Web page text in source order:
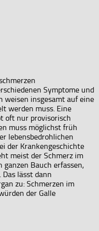
Symptome und
weisen insgesamt auf eine
werden muss. Eine
oft nur provisorisch
muss möglichst früh
lebensbedrohlichen
der Krankengeschichte
meist der Schmerz im
ganzen Bauch erfassen,
lässt dann
zu: Schmerzen im
der Galle